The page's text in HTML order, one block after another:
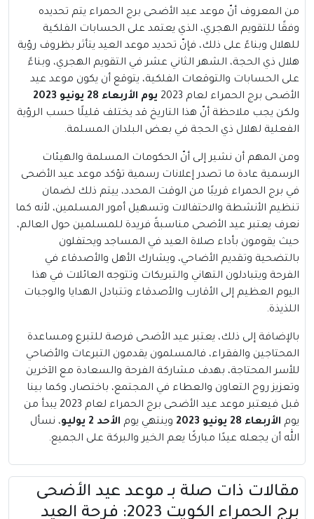
من المعروف أنّ موعد عيد الأضحى برج الحمراء يتم تحديده
وفقًا للتقويم الهجري، الذي يعتمد على الحسابات الفلكية
للهلال وبناءً على ذلك، فإنّ تحديد موعد العيد يتأثر بظروف رؤية
هلال ذي الحجة، الشهر الثاني عشر في التقويم الهجري، وبناءً
على الحسابات والتوقعات الفلكية، يتوقع أن يكون موعد عيد
الأضحى برج الحمراء لعام 2023
يوم الأربعاء 28 يونيو 2023
ولكن يجب ملاحظة أنّ هذا التاريخ قد يختلف قليلًا حسب الرؤية
الفعلية لهلال ذي الحجة في بعض البلدان المسلمة.
ومن المهم أن نشير إلى أنّ الحكومات المسلمة والهيئات
الرسمية عادة ما تصدر إعلانات رسمية تؤكد موعد عيد الأضحى
في برج الحمراء قريبًا من الوقت المحدد، ييتم ذلك لضمان
تنظيم الأنشطة والاحتفالات وتسهيل أمور المسلمين، لأنه كما
نعرف يعتبر عيد الأضحى مناسبةً فريدة للمسلمين حول العالم،
حيث يقومون بأداء صلاة العيد في المساجد ويحتفلون
بالتضحية وتقديم الأضاحي، ويشارك الأهل والأصدقاء في
الفرحة ويتبادلون التهاني والتبريكات وتتوجه العائلات في هذا
اليوم العظيم إلى الأقارب والأصدقاء وتتبادل الهدايا والوجبات
اللذيذة.
بالإضافة إلى ذلك، يعتبر عيد الأضحى فرصة للتبرع ومساعدة
المحتاجين والفقراء، فالمسلمون يقدمون التبرعات والأضاحي
للأسر المحتاجة، بهدف مشاركة الفرحة والسعادة مع الآخرين
وتعزيز روح التعاون والعطاء في المجتمع، باختصار، وكما بينا
قبل فيعتبر موعد عيد الأضحى برج الحمراء لعام 2023 يبدأ من
يوم الأربعاء 28 يونيو 2023 وينتهي يوم الأحد 2 يوليو
، نسأل
الله أن يجعله عيدًا مباركًا يعم الخير والبركة على الجميع.
مقالات ذات صلة بــ موعد عيد الأضحى
برج الحمراء الكويت 2023: فرحة العيد